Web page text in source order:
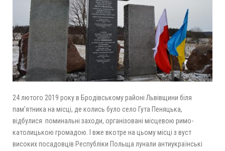
24 лютого 2019 року в Бродівському районі Львівщини біля
пам’ятника на місці, де колись було село Гута Пеняцька,
відбулися поминальні заходи, організовані місцевою римо-
католицькою громадою. І вже вкотре на цьому місці з вуст
високих посадовців Республіки Польща лунали антиукраїнські